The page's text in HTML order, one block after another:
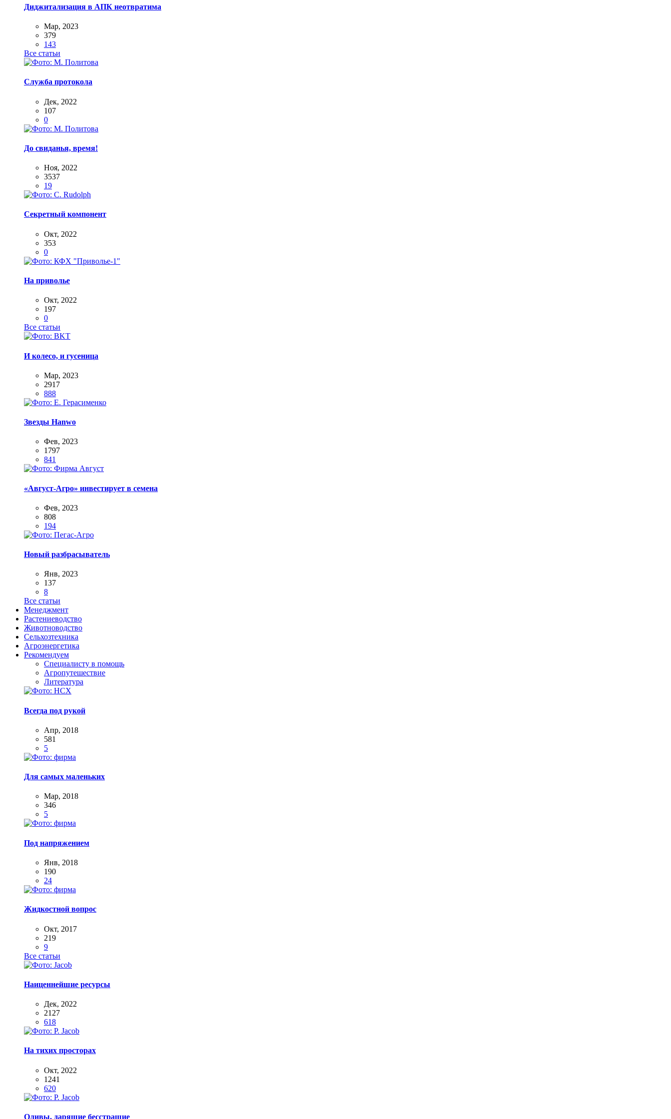
Диджитализация в АПК неотвратима
Мар, 2023
379
143
Все статьи
Служба протокола
Дек, 2022
107
0
До свиданья, время!
Ноя, 2022
3537
19
Секретный компонент
Окт, 2022
353
0
На приволье
Окт, 2022
197
0
Все статьи
И колесо, и гусеница
Мар, 2023
2917
888
Звезды Hanwo
Фев, 2023
1797
841
«Август-Агро» инвестирует в семена
Фев, 2023
808
194
Новый разбрасыватель
Янв, 2023
137
8
Все статьи
Менеджмент
Растениеводство
Животноводство
Сельхозтехника
Агроэнергетика
Рекомендуем
Специалисту в помощь
Агропутешествие
Литература
Всегда под рукой
Апр, 2018
581
5
Для самых маленьких
Мар, 2018
346
5
Под напряжением
Янв, 2018
190
24
Жидкостной вопрос
Окт, 2017
219
9
Все статьи
Наиценнейшие ресурсы
Дек, 2022
2127
618
На тихих просторах
Окт, 2022
1241
620
Оливы, дарящие бесстрашие